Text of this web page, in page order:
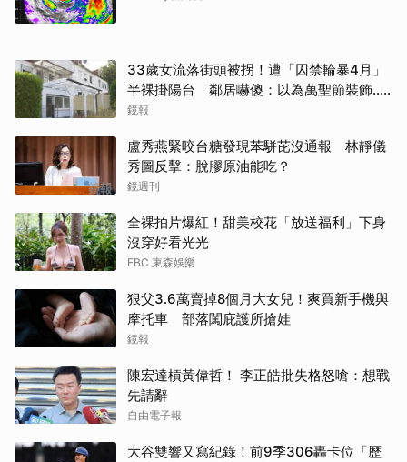
33歲女流落街頭被拐！遭「囚禁輪暴4月」
半裸掛陽台 鄰居嚇傻：以為萬聖節裝飾...
主謀竟與妻小同住
鏡報
盧秀燕緊咬台糖發現苯駢芘沒通報 林靜儀
秀圖反擊：脫膠原油能吃？
鏡週刊
全裸拍片爆紅！甜美校花「放送福利」下身
沒穿好看光光
EBC 東森娛樂
狠父3.6萬賣掉8個月大女兒！爽買新手機與
摩托車 部落闖庇護所搶娃
鏡報
陳宏達槓黃偉哲！ 李正皓批失格怒嗆：想戰
先請辭
自由電子報
大谷雙響又寫紀錄！前9季306轟卡位「歷
取消